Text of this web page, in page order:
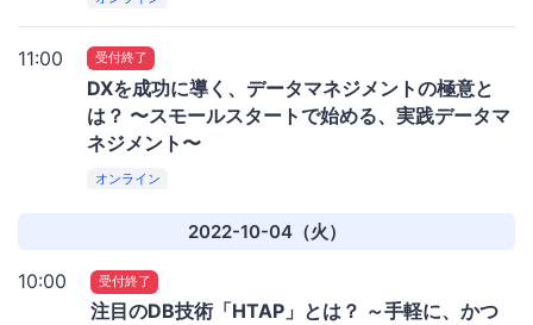
11:00 受付終了
DXを成功に導く、データマネジメントの極意と
は？ 〜スモールスタートで始める、実践データマ
ネジメント〜
オンライン
2022-10-04（火）
10:00 受付終了
注目のDB技術「HTAP」とは？ ～手軽に、かつ